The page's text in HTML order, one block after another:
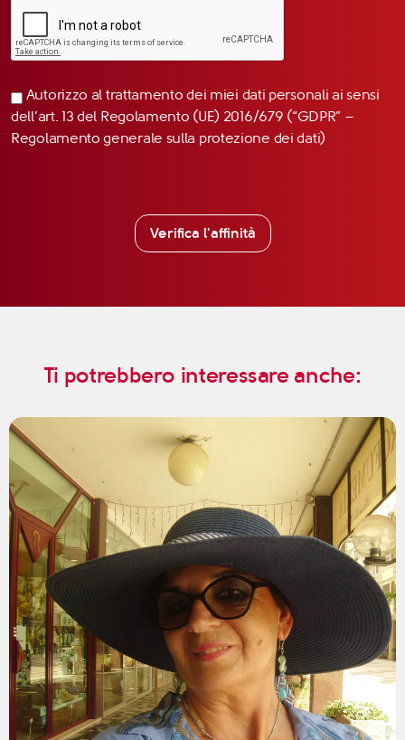
Autorizzo al trattamento dei miei dati personali ai sensi
dell’art. 13 del Regolamento (UE) 2016/679 (“GDPR” –
Regolamento generale sulla protezione dei dati)
Verifica l'affinità
Ti potrebbero interessare anche: